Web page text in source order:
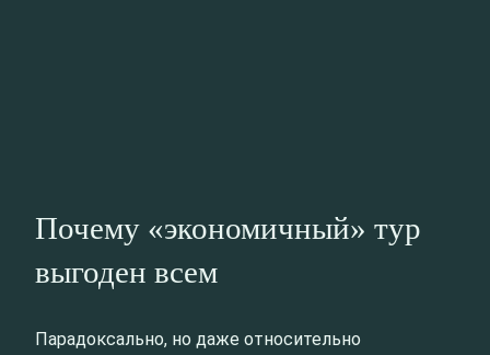
Почему «экономичный» тур
выгоден всем
Парадоксально, но даже относительно